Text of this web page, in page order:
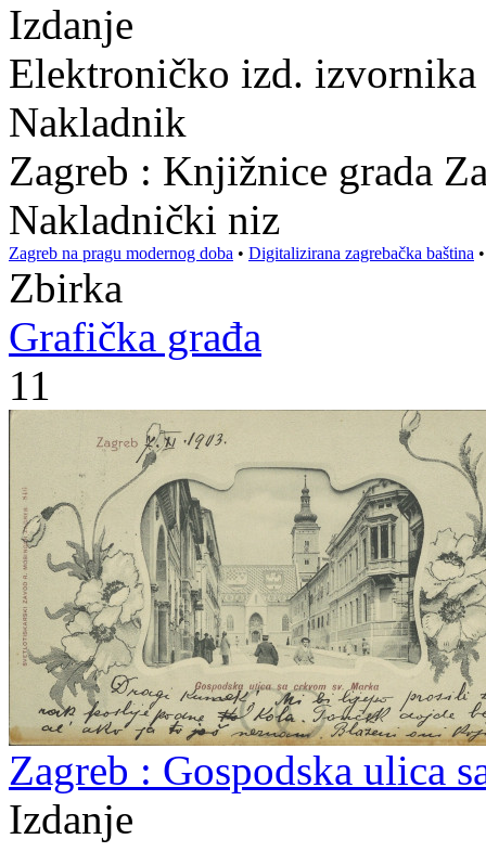
Izdanje
Elektroničko izd.
Nakladnik
Zagreb : Knjižnice grada
Nakladnički niz
Zagreb na pragu modernog doba • Digitalizirana zagrebačka baština
Zbirka
Grafička građa
11
Zagreb : Gospodska ulica
Izdanje